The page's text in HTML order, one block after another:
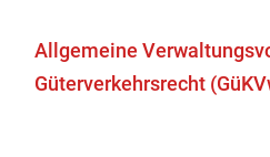
Allgemeine
Güterverkehrsrecht